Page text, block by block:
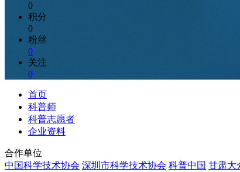
0
积分
0
粉丝
0
关注
0
首页
科普师
科普志愿者
企业资料
合作单位
中国科学技术协会 深圳市科学技术协会 科普中国 甘肃大